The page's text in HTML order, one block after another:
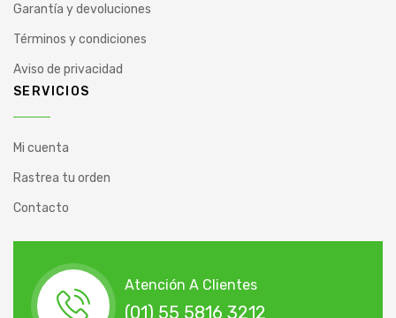
Garantía y devoluciones
Términos y condiciones
Aviso de privacidad
SERVICIOS
Mi cuenta
Rastrea tu orden
Contacto
Atención A Clientes
(01) 55 5816 3212